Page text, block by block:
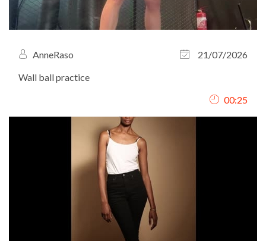
AnneRaso
21/07/2026
Wall ball practice
00:25